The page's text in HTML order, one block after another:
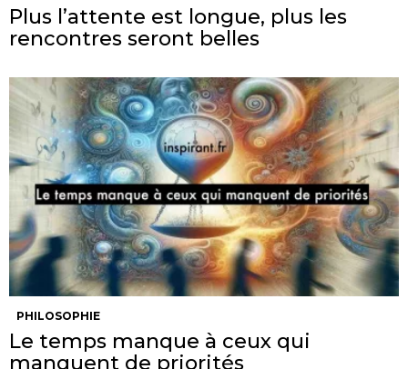
Plus l’attente est longue, plus les
rencontres seront belles
PHILOSOPHIE
Le temps manque à ceux qui
manquent de priorités